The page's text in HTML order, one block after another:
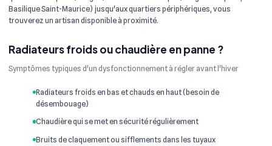
Basilique Saint-Maurice) jusqu'aux quartiers périphériques, vous
trouverez un artisan disponible à proximité.
Radiateurs froids ou chaudière en panne ?
Symptômes typiques d'un dysfonctionnement à régler avant l'hiver
Radiateurs froids en bas et chauds en haut (besoin de
désembouage)
Chaudière qui se met en sécurité régulièrement
Bruits de claquement ou sifflements dans les tuyaux